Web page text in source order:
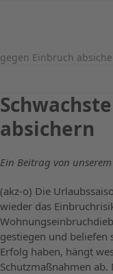
menu
menu
gegen Einbruch
absichern
Ein Beitrag von
(akz-o) Die
wieder das
gestiegen und beliefen
Erfolg haben, hängt
Schutzmaßnahmen